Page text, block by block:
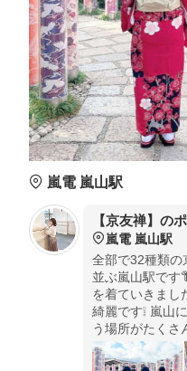
嵐電 嵐山駅
【京友禅】の
嵐電 嵐山駅
全部で32種類の
並ぶ嵐山駅です
を着ていきま
綺麗です❕ 嵐山
う場所がたくさ
暁には外という